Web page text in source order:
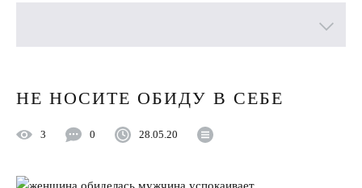
НЕ НОСИТЕ ОБИДУ В СЕБЕ
3 0 28.05.20
Лучшие статьи
Пройти Тест
Психология отношений